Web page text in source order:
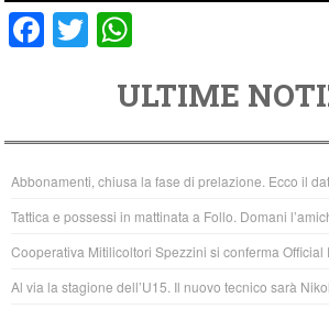
F
a
e
b
o
o
k
T
wi
er
at
s
A
p
p
ULTIME
Abbonamenti, chiusa la fase di prelazione. Ecco il
Tattica e possessi in mattinata a Follo. Domani
Cooperativa Mitilicoltori Spezzini si conferma Official
Al via la stagione dell’U15. Il nuovo tecnico sarà